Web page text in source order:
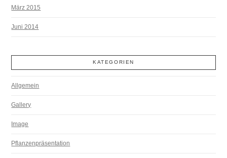
März 2015
Juni 2014
KATEGORIEN
Allgemein
Gallery
Image
Pflanzenpräsentation